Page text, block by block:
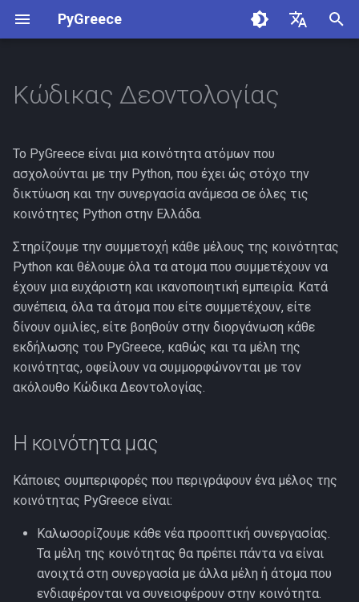
PyGreece
Ελληνικά
τ
ρ
λ
ο
γ
ή
σ
ι
Η κοινότητα μας
Οι αξίες μας
Παραδείγματα ανάρμοστης
συμπεριφοράς
Συνέπειες
Αναφορά Συμπεριφοράς
Σχετικοί Σύνδεσμοι
Άδεια Χρήσης
Κώδικας Δεοντολογίας
Το PyGreece είναι μια κοινότητα ατόμων που
ασχολούνται με την Python, που έχει ώς στόχο την
δικτύωση και την συνεργασία ανάμεσα σε όλες τις
κοινότητες Python στην Ελλάδα.
Στηρίζουμε την συμμετοχή κάθε μέλους της κοινότητας
Python και θέλουμε όλα τα ατομα που συμμετέχουν να
έχουν μια ευχάριστη και ικανοποιητική εμπειρία. Κατά
συνέπεια, όλα τα άτομα που είτε συμμετέχουν, είτε
δίνουν ομιλίες, είτε βοηθούν στην διοργάνωση κάθε
εκδήλωσης του PyGreece, καθώς και τα μέλη της
κοινότητας, οφείλουν να συμμορφώνονται με τον
ακόλουθο Κώδικα Δεοντολογίας.
Η κοινότητα μας
Κάποιες συμπεριφορές που περιγράφουν ένα μέλος της
κοινότητας PyGreece είναι:
Καλωσορίζουμε κάθε νέα προοπτική συνεργασίας.
Τα μέλη της κοινότητας θα πρέπει πάντα να είναι
ανοιχτά στη συνεργασία με άλλα μέλη ή άτομα που
ενδιαφέρονται να συνεισφέρουν στην κοινότητα.